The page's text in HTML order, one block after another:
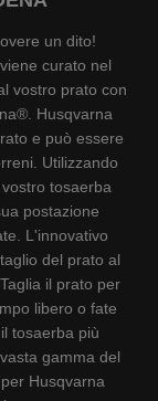
un dito!
curato nel
vostro prato con
Husqvarna
e può essere
Utilizzando
tosaerba
postazione
L'innovativo
del prato al
il prato per
libero o fate
tosaerba più
gamma del
Husqvarna